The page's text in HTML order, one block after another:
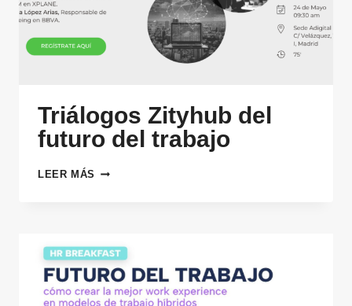
Triálogos Zityhub del
futuro del trabajo
LEER MÁS TRIÁLOGOS
TRABAJO